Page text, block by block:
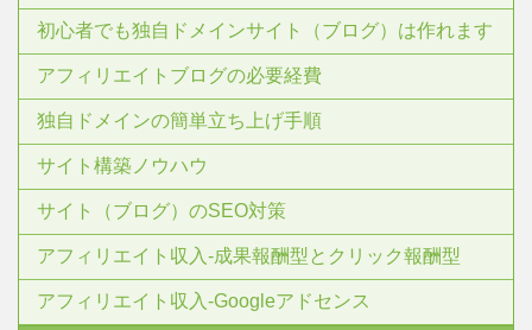
初心者でも独自ドメインサイト（ブログ）は作れます
アフィリエイトブログの必要経費
独自ドメインの簡単立ち上げ手順
サイト構築ノウハウ
サイト（ブログ）のSEO対策
アフィリエイト収入-成果報酬型とクリック報酬型
アフィリエイト収入-Googleアドセンス